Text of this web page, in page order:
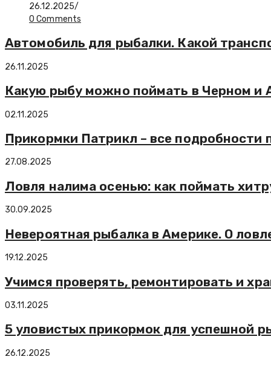
26.12.2025/
0 Comments
Автомобиль для рыбалки. Какой
26.11.2025
Какую рыбу можно поймать в Черном и
02.11.2025
Прикормки Патрикл – все подробности
27.08.2025
Ловля налима осенью: как поймать
30.09.2025
Невероятная рыбалка в Америке. О
19.12.2025
Учимся проверять, ремонтировать и
03.11.2025
5 уловистых прикормок для успешной
26.12.2025